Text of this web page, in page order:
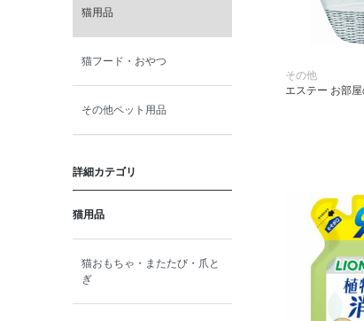
猫用品
猫フード・おやつ
その他ペット用品
詳細カテゴリ
猫用品
猫おもちゃ・またたび・爪と
ぎ
その他
エステー お部